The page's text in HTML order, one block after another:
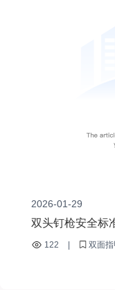
2026-01-29
双头钉枪安全标
势 122 双面